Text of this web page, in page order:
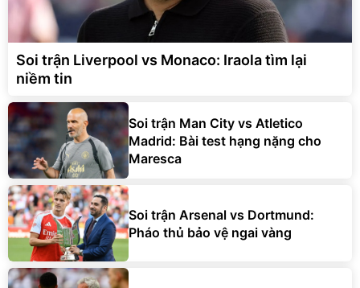
Soi trận Liverpool vs Monaco: Iraola tìm lại
niềm tin
Soi trận Man City vs Atletico
Madrid: Bài test hạng nặng cho
Maresca
Soi trận Arsenal vs Dortmund:
Pháo thủ bảo vệ ngai vàng